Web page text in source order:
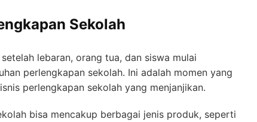
Sekolah
lebaran, orang tua, dan siswa mulai
perlengkapan sekolah. Ini adalah momen yang
perlengkapan sekolah yang menjanjikan.
bisa mencakup berbagai jenis produk, seperti